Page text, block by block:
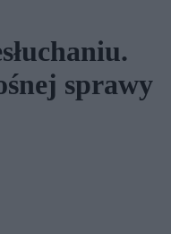
sprawy